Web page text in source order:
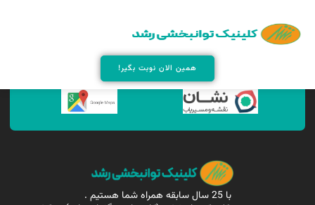
همین الان نوبت بگیر!
همین الان مارا پیدا کنید !
با 25 سال سابقه همراه شما هستیم .